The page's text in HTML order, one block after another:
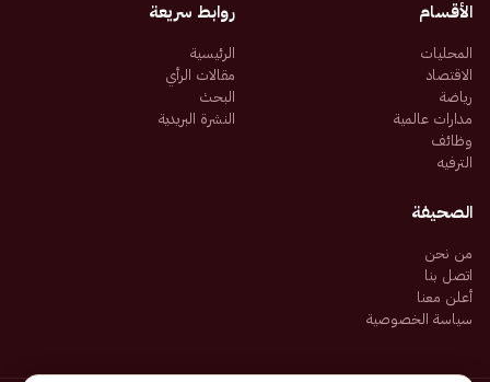
الأقسام
المحليات
الاقتصاد
رياضة
مدارات عالمية
وظائف
الترفيه
روابط سريعة
الرئيسية
مقالات الرأي
البحث
النشرة البريدية
الصحيفة
من نحن
اتصل بنا
أعلن معنا
سياسة الخصوصية